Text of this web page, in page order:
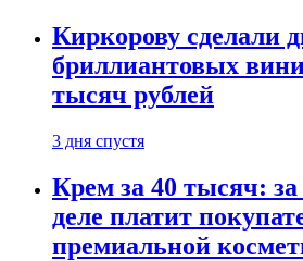
Киркорову сделали
бриллиантовых
тысяч рублей
3 дня спустя
Крем за 40 тысяч:
деле платит
премиальной